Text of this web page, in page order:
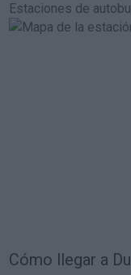
Estaciones de
Cómo llegar a